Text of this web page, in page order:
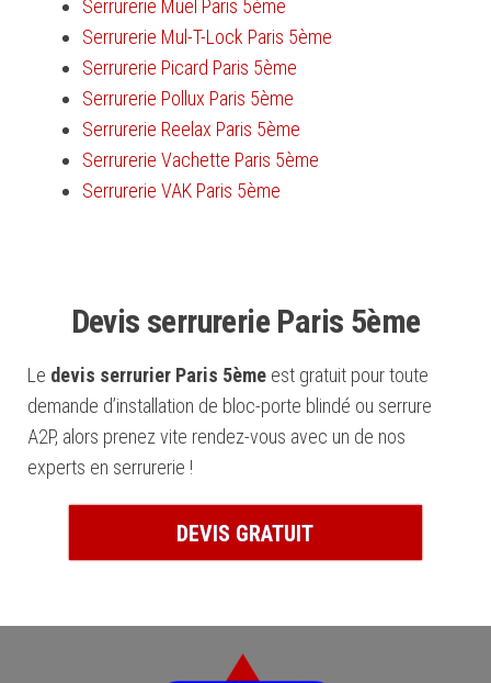
Serrurerie Muel Paris 5ème
Serrurerie Mul-T-Lock Paris 5ème
Serrurerie Picard Paris 5ème
Serrurerie Pollux Paris 5ème
Serrurerie Reelax Paris 5ème
Serrurerie Vachette Paris 5ème
Serrurerie VAK Paris 5ème
Devis serrurerie Paris 5ème
Le devis serrurier Paris 5ème est gratuit pour toute
demande d’installation de bloc-porte blindé ou serrure
A2P, alors prenez vite rendez-vous avec un de nos
experts en serrurerie !
DEVIS GRATUIT